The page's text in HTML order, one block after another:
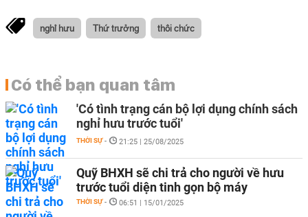
nghỉ hưu Thứ trưởng thôi chức
Có thể bạn quan tâm
'Có tình trạng cán bộ lợi dụng chính sách
nghỉ hưu trước tuổi'
THỜI SỰ - 21:25 | 25/08/2025
Quỹ BHXH sẽ chi trả cho người về hưu
trước tuổi diện tinh gọn bộ máy
THỜI SỰ - 06:51 | 15/01/2025